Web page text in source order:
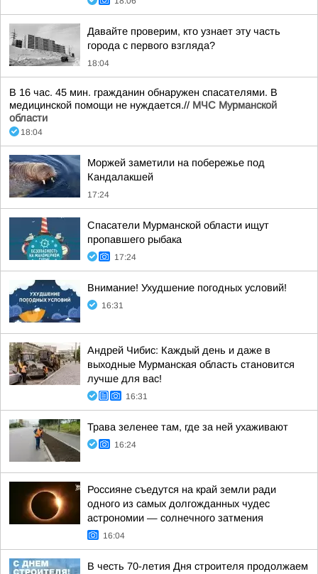
Давайте проверим, кто узнает эту часть
города с первого взгляда?
18:04
В 16 час. 45 мин. гражданин обнаружен спасателями. В
медицинской помощи не нуждается.// МЧС Мурманской
области
18:04
Моржей заметили на побережье под
Кандалакшей
17:24
Спасатели Мурманской области ищут
пропавшего рыбака
17:24
Внимание! Ухудшение погодных условий!
16:31
Андрей Чибис: Каждый день и даже в
выходные Мурманская область становится
лучше для вас!
16:31
Трава зеленее там, где за ней ухаживают
16:24
Россияне съедутся на край земли ради
одного из самых долгожданных чудес
астрономии — солнечного затмения
16:04
В честь 70-летия Дня строителя продолжаем